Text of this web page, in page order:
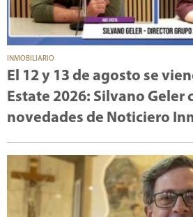
INMOBILIARIO
El 12 y 13 de agosto se
Estate 2026: Silvano Geler
novedades de Noticiero